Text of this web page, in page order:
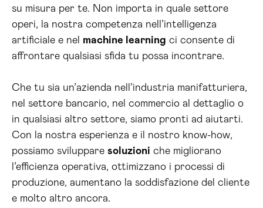
su misura per te. Non importa in quale settore
operi, la nostra competenza nell’intelligenza
artificiale e nel machine learning ci consente di
affrontare qualsiasi sfida tu possa incontrare.
Che tu sia un’azienda nell’industria manifatturiera,
nel settore bancario, nel commercio al dettaglio o
in qualsiasi altro settore, siamo pronti ad aiutarti.
Con la nostra esperienza e il nostro know-how,
possiamo sviluppare soluzioni che migliorano
l’efficienza operativa, ottimizzano i processi di
produzione, aumentano la soddisfazione del cliente
e molto altro ancora.